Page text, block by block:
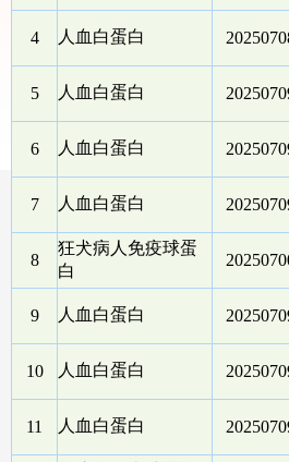
4 人血白蛋白
5 人血白蛋白
6 人血白蛋白
7 人血白蛋白
8
狂犬病人免疫球蛋
白
9 人血白蛋白
10 人血白蛋白
11 人血白蛋白